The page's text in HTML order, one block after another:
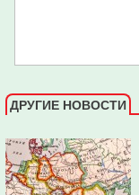
ДРУГИЕ НОВОСТИ